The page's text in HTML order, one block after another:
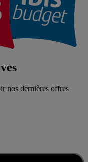
nos dernières offres